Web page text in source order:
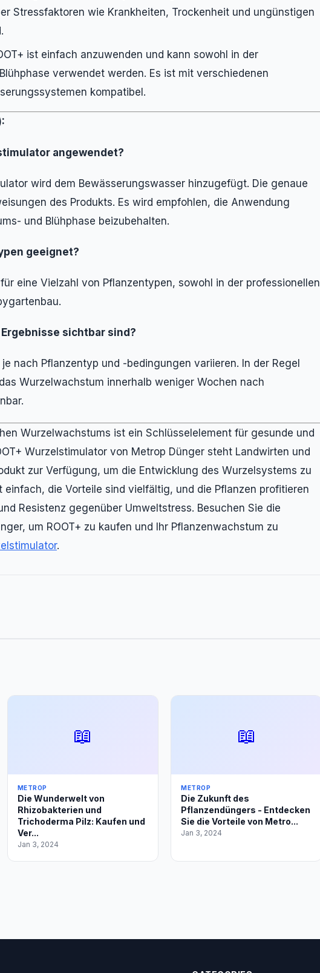
Stressfaktoren wie Krankheiten, Trockenheit und ungünstigen
ist einfach anzuwenden und kann sowohl in der
verwendet werden. Es ist mit verschiedenen
kompatibel.
angewendet?
wird dem Bewässerungswasser hinzugefügt. Die genaue
des Produkts. Es wird empfohlen, die Anwendung
und Blühphase beizubehalten.
geeignet?
eine Vielzahl von Pflanzentypen, sowohl in der professionellen
sichtbar sind?
nach Pflanzentyp und -bedingungen variieren. In der Regel
Wurzelwachstum innerhalb weniger Wochen nach
Wurzelwachstums ist ein Schlüsselelement für gesunde und
Wurzelstimulator von Metrop Dünger steht Landwirten und
zur Verfügung, um die Entwicklung des Wurzelsystems zu
die Vorteile sind vielfältig, und die Pflanzen profitieren
Resistenz gegenüber Umweltstress. Besuchen Sie die
um ROOT+ zu kaufen und Ihr Pflanzenwachstum zu
.
📖
METROP
Die Wunderwelt von
Rhizobakterien und
Trichoderma Pilz: Kaufen und
Ver...
Jan 3, 2024
📖
METROP
Die Zukunft des
Pflanzendüngers - Entdecken
Sie die Vorteile von Metro...
Jan 3, 2024